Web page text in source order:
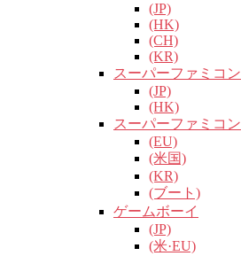
(JP)
(HK)
(CH)
(KR)
スーパーファミコン
(JP)
(HK)
スーパーファミコン
(EU)
(米国)
(KR)
(ブート)
ゲームボーイ
(JP)
(米·EU)